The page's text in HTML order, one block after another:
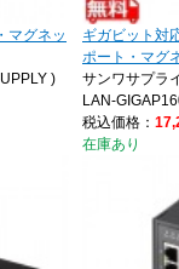
マグネッ
)
ギガビット対
ポート・マグ
サンワサプラ
LAN-
税込価格：
在庫あり